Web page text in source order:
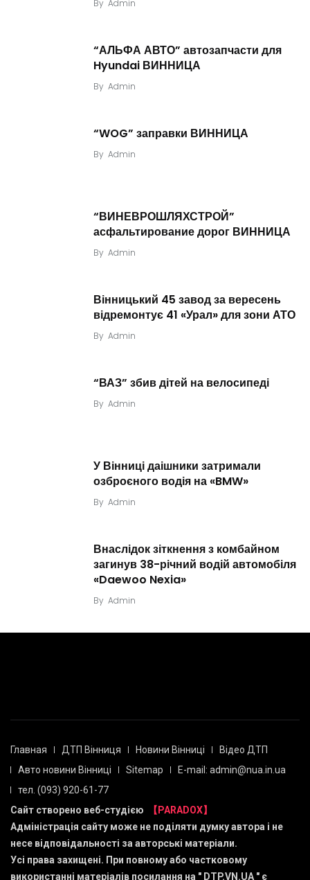
By Admin
“АЛЬФА АВТО” автозапчасти для
Hyundai ВИННИЦА
By Admin
“WOG” заправки ВИННИЦА
By Admin
“ВИНЕВРОШЛЯХСТРОЙ”
асфальтирование дорог ВИННИЦА
By Admin
Вінницький 45 завод за вересень
відремонтує 41 «Урал» для зони АТО
By Admin
“ВАЗ” збив дітей на велосипеді
By Admin
У Вінниці даішники затримали
озброєного водія на «BMW»
By Admin
Внаслідок зіткнення з комбайном
загинув 38-річний водій автомобіля
«Daewoo Nexia»
By Admin
Главная ДТП Вінниця Новини Вінниці
Відео ДТП
Авто новини Вінниці
Sitemap
E-mail: admin@nua.in.ua
тел. (093) 920-61-77
Сайт створено веб-студією
【PARADOX】
Адміністрація сайту може не поділяти думку автора і не
несе відповідальності за авторські матеріали.
Усі права захищені. При повному або частковому
використанні матеріалів посилання на " DTP.VN.UA " є